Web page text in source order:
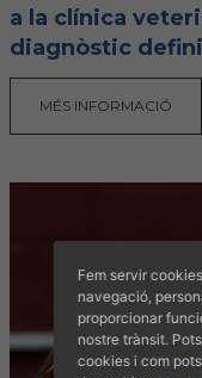
a la clínica
diagnòstic
MÉS INFORMACIÓ
Fem servir
navegació,
proporcionar
nostre trànsit.
cookies i com